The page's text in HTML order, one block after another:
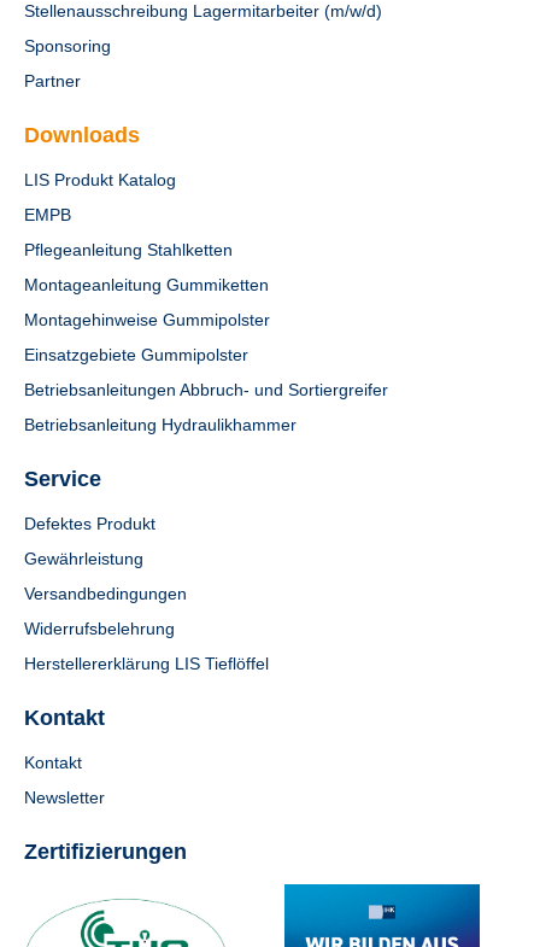
Stellenausschreibung Lagermitarbeiter (m/w/d)
Sponsoring
Partner
Downloads
LIS Produkt Katalog
EMPB
Pflegeanleitung Stahlketten
Montageanleitung Gummiketten
Montagehinweise Gummipolster
Einsatzgebiete Gummipolster
Betriebsanleitungen Abbruch- und Sortiergreifer
Betriebsanleitung Hydraulikhammer
Service
Defektes Produkt
Gewährleistung
Versandbedingungen
Widerrufsbelehrung
Herstellererklärung LIS Tieflöffel
Kontakt
Kontakt
Newsletter
Zertifizierungen